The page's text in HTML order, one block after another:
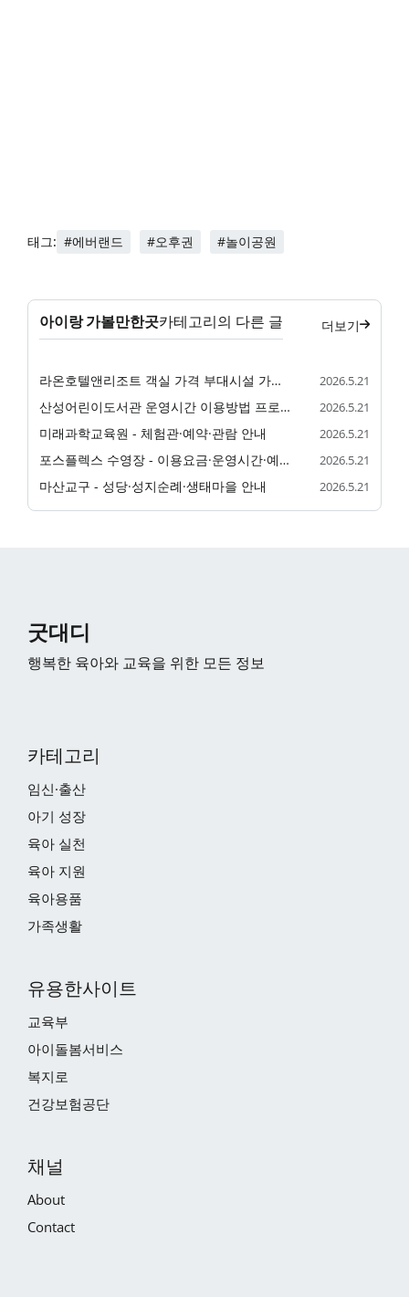
태그: #에버랜드 #오후권 #놀이공원
아이랑 가볼만한곳카테고리의 다른 글 더보기
라온호텔앤리조트 객실 가격 부대시설 가족 숙소 정리 2026.5.21
산성어린이도서관 운영시간 이용방법 프로그램 정리 2026.5.21
미래과학교육원 - 체험관·예약·관람 안내 2026.5.21
포스플렉스 수영장 - 이용요금·운영시간·예약 안내 2026.5.21
마산교구 - 성당·성지순례·생태마을 안내 2026.5.21
굿대디
행복한 육아와 교육을 위한 모든 정보
카테고리
임신·출산
아기 성장
육아 실천
육아 지원
육아용품
가족생활
유용한사이트
교육부
아이돌봄서비스
복지로
건강보험공단
채널
About
Contact